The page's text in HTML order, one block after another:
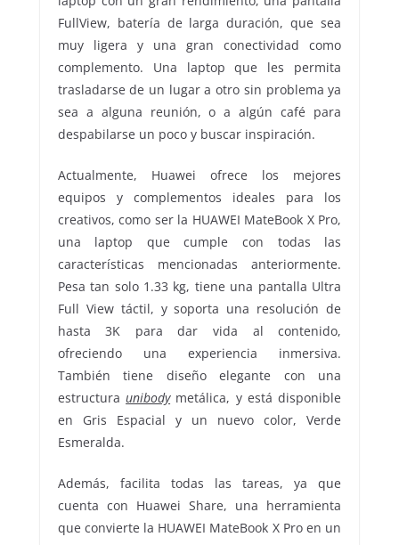
FullView, batería de larga duración, que sea
muy ligera y una gran conectividad como
complemento. Una laptop que les permita
trasladarse de un lugar a otro sin problema ya
sea a alguna reunión, o a algún café para
despabilarse un poco y buscar inspiración.
Actualmente, Huawei ofrece los mejores
equipos y complementos ideales para los
creativos, como ser la HUAWEI MateBook X Pro,
una laptop que cumple con todas las
características mencionadas anteriormente.
Pesa tan solo 1.33 kg, tiene una pantalla Ultra
Full View táctil, y soporta una resolución de
hasta 3K para dar vida al contenido,
ofreciendo una experiencia inmersiva.
También tiene diseño elegante con una
estructuraunibodymetálica, y está disponible
en Gris Espacial y un nuevo color, Verde
Esmeralda.
Además, facilita todas las tareas, ya que
cuenta con Huawei Share, una herramienta
que convierte la HUAWEI MateBook X Pro en un